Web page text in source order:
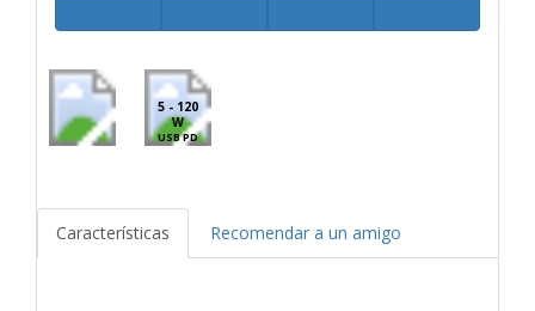
5 - 120
W
USB PD
Características Recomendar a un amigo